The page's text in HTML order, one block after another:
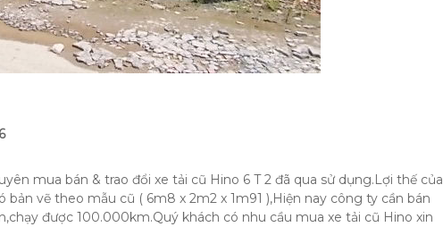
mua bán & trao đổi xe tải cũ Hino 6 T 2 đã qua sử dụng.Lợi thế của
vẽ theo mẫu cũ ( 6m8 x 2m2 x 1m91 ),Hiện nay công ty cần bán
được 100.000km.Quý khách có nhu cầu mua xe tải cũ Hino xin